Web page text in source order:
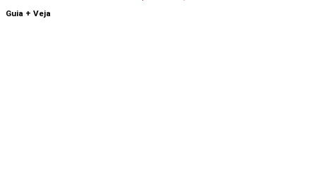
Guia + Veja